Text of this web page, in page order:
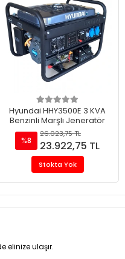
Hyundai HHY3500E 3 KVA
Benzinli Marşlı Jeneratör
%8
26.023,75 TL
23.922,75 TL
Stokta Yok
elinize ulaşır.